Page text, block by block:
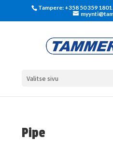
Tampere: +358 50 359
Valitse sivu
Pipe